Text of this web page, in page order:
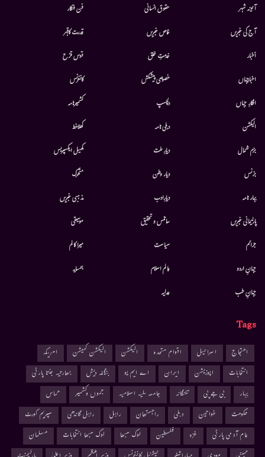
آئینہ شہر
آج کی خبریں
أخبار
اخبارجہاں
افکارِ جہاں
الیکشن
بزم شمال
بزنس
بہار نامہ
پارلیمانی خبریں
جرائم
جہانِ اردو
جہانِ طب
حقوق انسانی
خاص خبریں
خدمتِ خلق
خصوصی پیشکش
دلچسپ
دہلی نامہ
دیارِ ملت
دیار وطن
دیارِادب
سائنس و تحقیق
سیاست
عالم اسلام
عدلیہ
فن فنکار
قدرت کاقہر
قوس قزح
کانفرنس
کشمیرنامہ
کھلاخط
کھیل ایکسپریس
متحرك
مذہبی خبریں
موسيقى
میرا کالم
ہمسایہ
Tags
احتجاج اسرائیل اقوام متحدہ الیکشن الیکشن کمیشن
امریکہ
انتخابات
اپوزیشن ایران اے ایم یو بنگلہ دیش
بھارتیہ جنتا پارٹی
بہار
بی جے پی تلنگانہ جامعہ ملیہ اسلامیہ جموں وکشمیر
حماس
حکومت
خواتین دہلی راجستھان راہل راہل گاندھی
سپریم کورٹ
عام آدمی پارٹی
غزہ فلسطین لوک سبھا لوک سبھا انتخابات
مسلمان